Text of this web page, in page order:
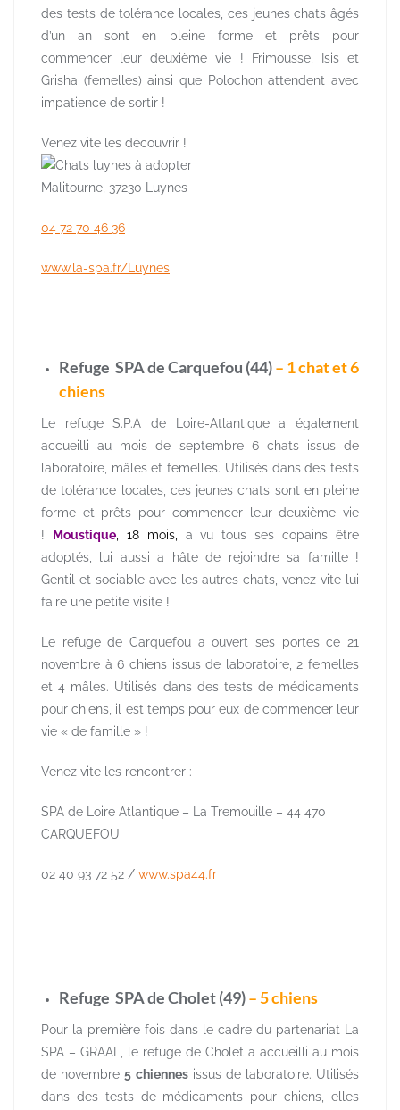
des tests de tolérance locales, ces jeunes chats âgés
d’un an sont en pleine forme et prêts pour
commencer leur deuxième vie ! Frimousse, Isis et
Grisha (femelles) ainsi que Polochon attendent avec
impatience de sortir !
Venez vite les découvrir !
Malitourne, 37230 Luynes
04 72 70 46 36
www.la-spa.fr/Luynes
Refuge SPA de Carquefou (44)– 1 chat et 6
chiens
Le refuge S.P.A de Loire-Atlantique a également
accueilli au mois de septembre 6 chats issus de
laboratoire, mâles et femelles. Utilisés dans des tests
de tolérance locales, ces jeunes chats sont en pleine
forme et prêts pour commencer leur deuxième vie
! Moustique, 18 mois,
a vu tous ses copains être
adoptés, lui aussi a hâte de rejoindre sa famille !
Gentil et sociable avec les autres chats, venez vite lui
faire une petite visite !
Le refuge de Carquefou a ouvert ses portes ce 21
novembre à 6 chiens issus de laboratoire, 2 femelles
et 4 mâles. Utilisés dans des tests de médicaments
pour chiens, il est temps pour eux de commencer leur
vie « de famille » !
Venez vite les rencontrer :
SPA de Loire Atlantique – La Tremouille – 44 470
CARQUEFOU
02 40 93 72 52 / www.spa44.fr
Refuge SPA de Cholet (49)– 5 chiens
Pour la première fois dans le cadre du partenariat La
SPA – GRAAL, le refuge de Cholet a accueilli au mois
de novembre 5 chiennes issus de laboratoire. Utilisés
dans des tests de médicaments pour chiens, elles